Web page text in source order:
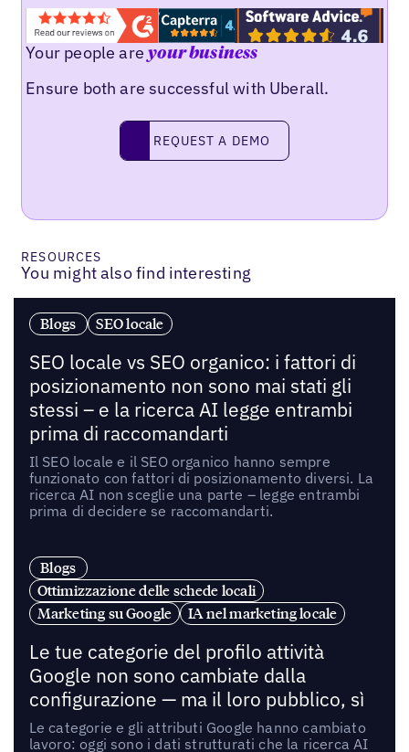
Your people areyour business
Ensure both are successful with Uberall.
Request a demo
REQUEST A DEMO
RESOURCES
You might also find interesting
Blogs SEO locale
SEO locale vs SEO organico: i fattori di
posizionamento non sono mai stati gli
stessi – e la ricerca AI legge entrambi
prima di raccomandarti
Il SEO locale e il SEO organico hanno sempre
funzionato con fattori di posizionamento diversi. La
ricerca AI non sceglie una parte – legge entrambi
prima di decidere se raccomandarti.
Blogs
Ottimizzazione delle schede locali
Marketing su Google
IA nel marketing locale
Le tue categorie del profilo attività
Google non sono cambiate dalla
configurazione — ma il loro pubblico, sì
Le categorie e gli attributi Google hanno cambiato
lavoro: oggi sono i dati strutturati che la ricerca AI